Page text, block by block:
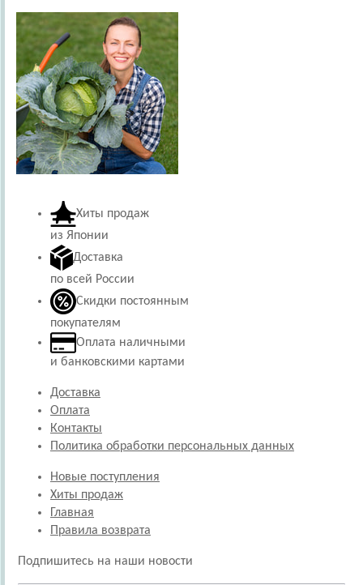
Хиты продаж
из Японии
Доставка
по всей России
Скидки постоянным
покупателям
Оплата наличными
и банковскими картами
Доставка
Оплата
Контакты
Политика обработки персональных данных
Новые поступления
Хиты продаж
Главная
Правила возврата
Подпишитесь на наши новости